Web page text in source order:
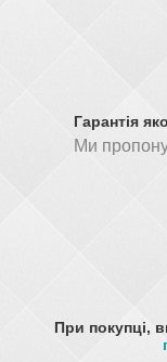
Гарантія
Ми
При покупці,